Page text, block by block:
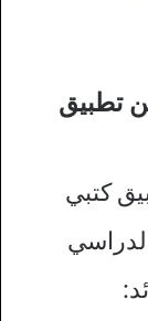
تطبيق
كتبي